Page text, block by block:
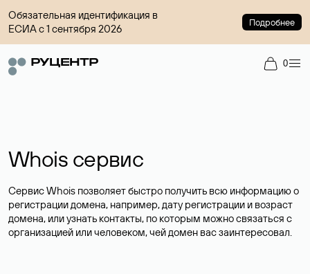
Обязательная идентификация в
ЕСИА с 1 сентября 2026
Подробнее
0
Whois сервис
Сервис Whois позволяет быстро получить всю информацию о
регистрации домена, например, дату регистрации и возраст
домена, или узнать контакты, по которым можно связаться с
организацией или человеком, чей домен вас заинтересовал.